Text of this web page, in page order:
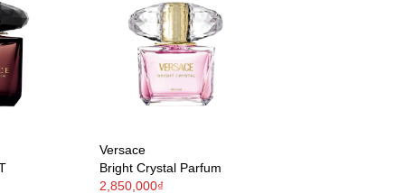
Versace
Bright Crystal Parfum
2,850,000₫